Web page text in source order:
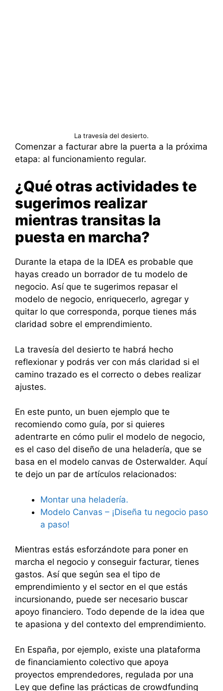
La travesía del desierto.
Comenzar a facturar abre la puerta a la próxima
etapa: al funcionamiento regular.
¿Qué otras actividades te
sugerimos realizar
mientras transitas la
puesta en marcha?
Durante la etapa de la IDEA es probable que
hayas creado un borrador de tu modelo de
negocio. Así que te sugerimos repasar el
modelo de negocio, enriquecerlo, agregar y
quitar lo que corresponda, porque tienes más
claridad sobre el emprendimiento.
La travesía del desierto te habrá hecho
reflexionar y podrás ver con más claridad si el
camino trazado es el correcto o debes realizar
ajustes.
En este punto, un buen ejemplo que te
recomiendo como guía, por si quieres
adentrarte en cómo pulir el modelo de negocio,
es el caso del diseño de una heladería, que se
basa en el modelo canvas de Osterwalder. Aquí
te dejo un par de artículos relacionados:
Montar una heladería.
Modelo Canvas – ¡Diseña tu negocio paso
a paso!
Mientras estás esforzándote para poner en
marcha el negocio y conseguir facturar, tienes
gastos. Así que según sea el tipo de
emprendimiento y el sector en el que estás
incursionando, puede ser necesario buscar
apoyo financiero. Todo depende de la idea que
te apasiona y del contexto del emprendimiento.
En España, por ejemplo, existe una plataforma
de financiamiento colectivo que apoya
proyectos emprendedores, regulada por una
Ley que define las prácticas de crowdfunding